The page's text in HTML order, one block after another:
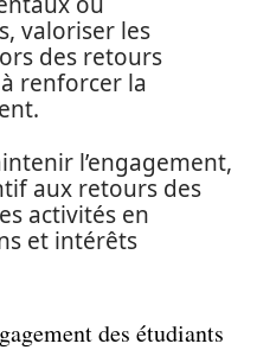
valoriser les
des retours
renforcer la
l’engagement,
aux retours des
activités en
et intérêts
des étudiants